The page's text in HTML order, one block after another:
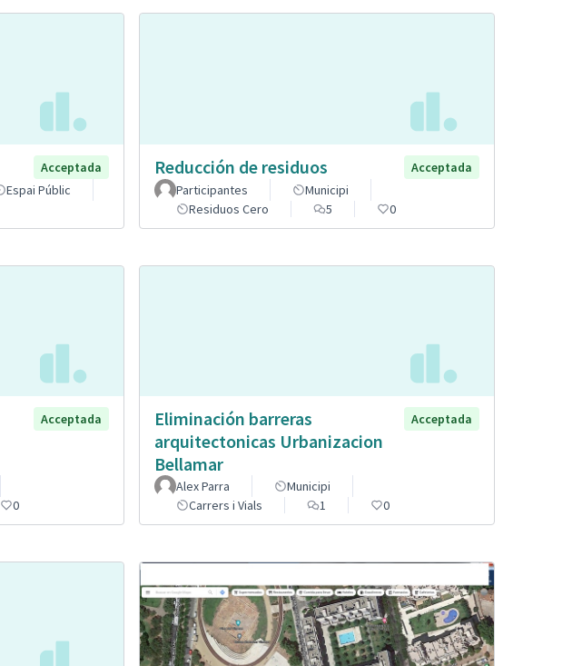
Acceptada
Espai Públic
Reducción de residuos
Acceptada
Participantes
Municipi
Residuos Cero
5 0
Acceptada
0
Eliminación barreras
arquitectonicas Urbanizacion
Bellamar
Acceptada
Alex Parra
Municipi
Carrers i Vials
1 0